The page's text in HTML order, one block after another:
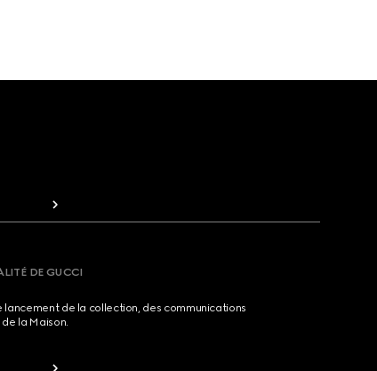
DE GUCCI
lancement de la collection, des communications
la Maison.